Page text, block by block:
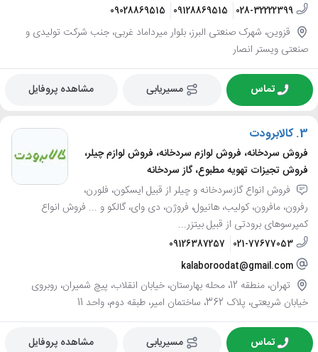
028-32222399
09128869515
09028869515
قزوین، شهرک صنعتی البرز، بلوار میرداماد غربی، جنب شرکت تولیدی و
صنعتی ویستر انصار
تماس مسیریابی مشاهده پروفایل
3. کالابرودت
فروش سردخانه، فروش لوازم سردخانه، فروش لوازم چیلر،
فروش تجیزات تهویه مطبوع، گاز سردخانه
فروش انواع گازسردخانه و چیلر از قبیل ایسکون، فلورن،
رفرون، مافرون، کولیب، هانیول، فروژن، دی وای، گالکو و ... فروش انواع
کمپرسوهای برودتی از قبیل بیتزر...
021-77677053
09126387257
kalaboroodat@gmail.com
تهران، منطقه 12، محله بهارستان، خیابان انقلاب، پیچ شمیران، روبروی
خیابان شریعتی، پلاک 362، ساختمان امیر، طبقه دوم، واحد 11
تماس مسیریابی مشاهده پروفایل